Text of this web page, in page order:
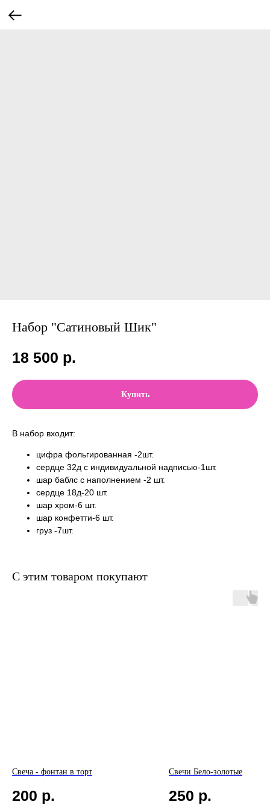
Набор "Сатиновый Шик"
18 500 р.
Купить
В набор входит:
цифра фольгированная -2шт.
сердце 32д с индивидуальной надписью-1шт.
шар баблс с наполнением -2 шт.
сердце 18д-20 шт.
шар хром-6 шт.
шар конфетти-6 шт.
груз -7шт.
С этим товаром покупают
Свеча - фонтан в торт
200 р.
Свечи Бело-золотые
250 р.